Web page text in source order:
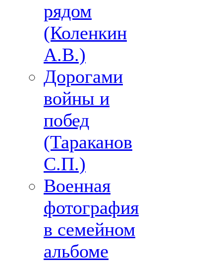
рядом
(Коленкин
А.В.)
Дорогами
войны и
побед
(Тараканов
С.П.)
Военная
фотография
в семейном
альбоме